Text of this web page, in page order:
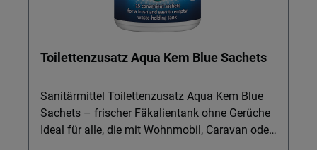
Toilettenzusatz Aqua Kem Blue Sachets
Sanitärmittel Toilettenzusatz Aqua Kem Blue
Sachets – frischer Fäkalientank ohne Gerüche
Ideal für alle, die mit Wohnmobil, Caravan oder